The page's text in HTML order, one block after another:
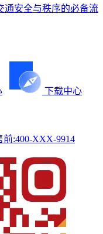
通安全与秩序的必备流
下载中心
:400-XXX-9914